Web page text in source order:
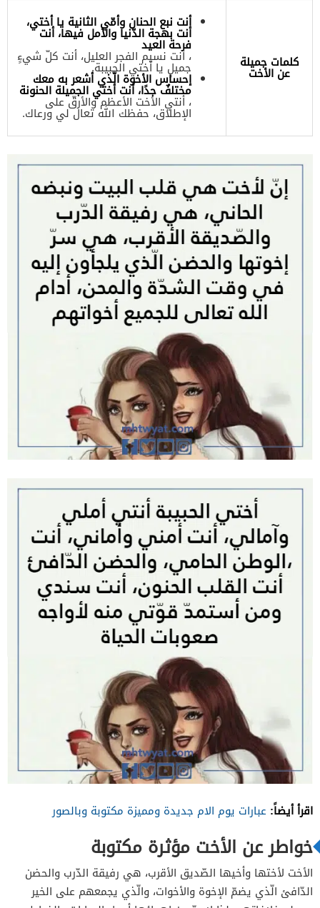
كلمات جميلة
عن الأخت
أنت نبع الحنان وأمّي الثانية يا أختي،
أنت بهجة الدّنيا والأمل فيها، أنت
فرحة العيد
، أنت نسيم الفجر العليل، أنت كلّ شيءٍ
جميلٍ يا أختي الحبيبة.
إحساس الأخوة الّذي أشعر به معك
مختلفٌ جدًا، أنت أختي الجميلة الحنونة
، أنتي الأخت الأعظم والأرقّ على
الإطلاق، حفظك الله تعال لي ورعاك.
اقرأ أيضاً: عبارات يوم الام جديدة ومميزة مكتوبة وبالصور
خواطر عن الأخت مؤثرة مكتوبة
الأخت لأختها وأخيها الصّديق الأقرب، هي رفيقة الدّرب والحضن
الدّافئ الّذي يضمّ الإخوة والأخوات، والّذي يجمعهم على الخير